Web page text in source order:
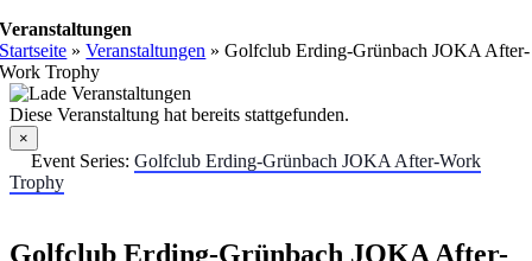
Veranstaltungen
Startseite »Veranstaltungen »Golfclub Erding-Grünbach JOKA After-
Work Trophy
Diese Veranstaltung hat bereits stattgefunden.
×
Event Series: Golfclub Erding-Grünbach JOKA After-Work
Trophy
Golfclub Erding-Grünbach JOKA After-